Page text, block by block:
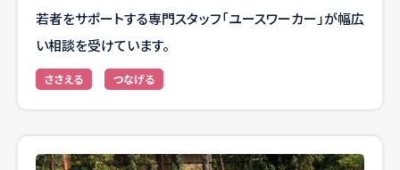
若者をサポートする専門スタッフ「ユースワーカー」が幅広
い相談を受けています。
ささえる つなげる